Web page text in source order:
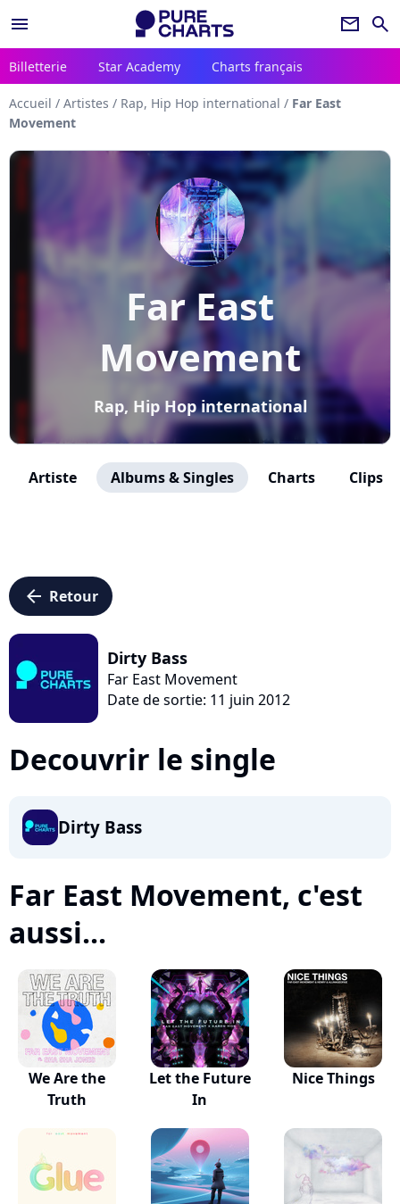
menu newsletter search
Billetterie Star Academy Charts français
Accueil / Artistes / Rap, Hip Hop international / Far East
Movement
Far East
Movement
Rap, Hip Hop international
Artiste Albums & Singles Charts Clips
arrow_left Retour
Dirty Bass
Far East Movement
Date de sortie: 11 juin 2012
Decouvrir le single
Dirty Bass
Far East Movement, c'est
aussi...
We Are the
Truth
Let the Future
In
Nice Things